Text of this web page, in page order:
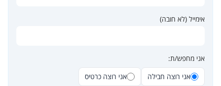
אימייל (לא חובה)
אני מחפש/ת:
אני רוצה חבילה
אני רוצה כרטיס